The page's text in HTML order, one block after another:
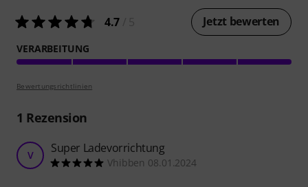
4.7 Jetzt bewerten
VERARBEITUNG
Bewertungsrichtlinien
1 Rezension
V Super Ladevorrichtung
Vhibben 08.01.2024